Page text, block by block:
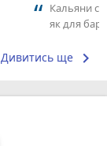
Кальяни
як для
Дивитись ще keyboard_arrow_right